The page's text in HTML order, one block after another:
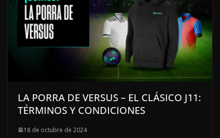
LA PORRA DE VERSUS – EL CLÁSICO J11:
TÉRMINOS Y CONDICIONES
18 de octubre de 2024